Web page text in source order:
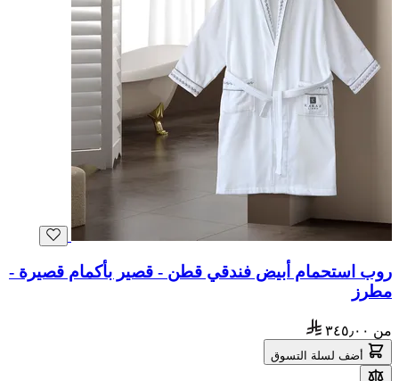
روب استحمام أبيض فندقي قطن - قصير بأكمام قصيرة -
مطرز
من ٣٤٥٫٠٠
أضف لسلة التسوق